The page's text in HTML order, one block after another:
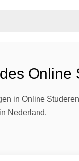
Online
in Online
Nederland.